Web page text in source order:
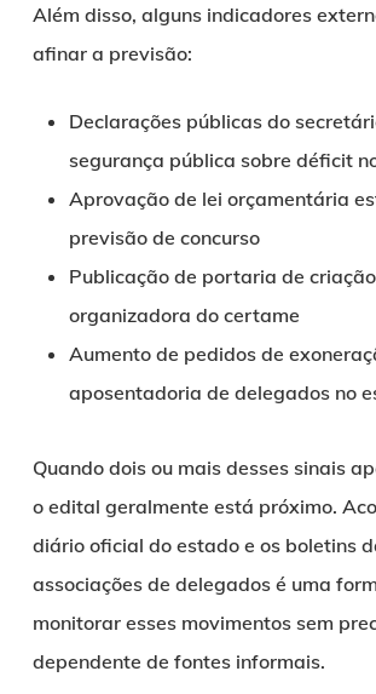
Além disso, alguns indicadores
afinar a previsão:
Declarações públicas do
segurança pública sobre déficit
Aprovação de lei orçamentária
previsão de concurso
Publicação de portaria de
organizadora do certame
Aumento de pedidos de
aposentadoria de delegados no
Quando dois ou mais desses sinais
o edital geralmente está próximo.
diário oficial do estado e os boletins
associações de delegados é uma
monitorar esses movimentos sem
dependente de fontes informais.